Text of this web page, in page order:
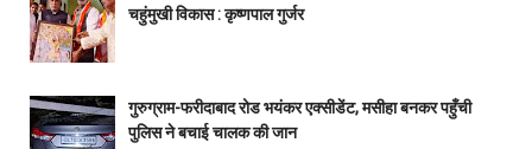
चहुंमुखी विकास : कृष्णपाल गुर्जर
गुरुग्राम-फरीदाबाद रोड भयंकर एक्सीडेंट, मसीहा बनकर पहुँची
पुलिस ने बचाई चालक की जान